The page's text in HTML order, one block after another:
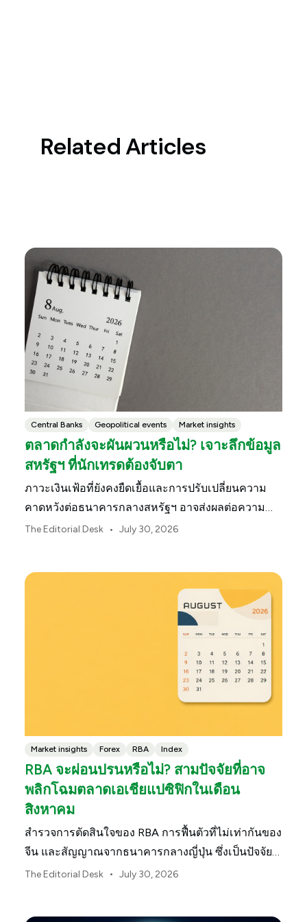
Related Articles
Central Banks Geopolitical events Market insights
ตลาดกำลังจะผันผวนหรือไม่? เจาะลึกข้อมูล
สหรัฐฯ ที่นักเทรดต้องจับตา
ภาวะเงินเฟ้อที่ยังคงยืดเยื้อและการปรับเปลี่ยนความ
คาดหวังต่อธนาคารกลางสหรัฐฯ อาจส่งผลต่อความ
ผันผวนของตลาดสหรัฐฯ ตลอดเดือนสิงหาคมนี้
The Editorial Desk • July 30, 2026
Market insights Forex RBA Index
RBA จะผ่อนปรนหรือไม่? สามปัจจัยที่อาจ
พลิกโฉมตลาดเอเชียแปซิฟิกในเดือน
สิงหาคม
สำรวจการตัดสินใจของ RBA การฟื้นตัวที่ไม่เท่ากันของ
จีน และสัญญาณจากธนาคารกลางญี่ปุ่น ซึ่งเป็นปัจจัย
กำหนดทิศทางตลาด ค่าเงิน และความเสี่ยงในภูมิภาค
The Editorial Desk • July 30, 2026